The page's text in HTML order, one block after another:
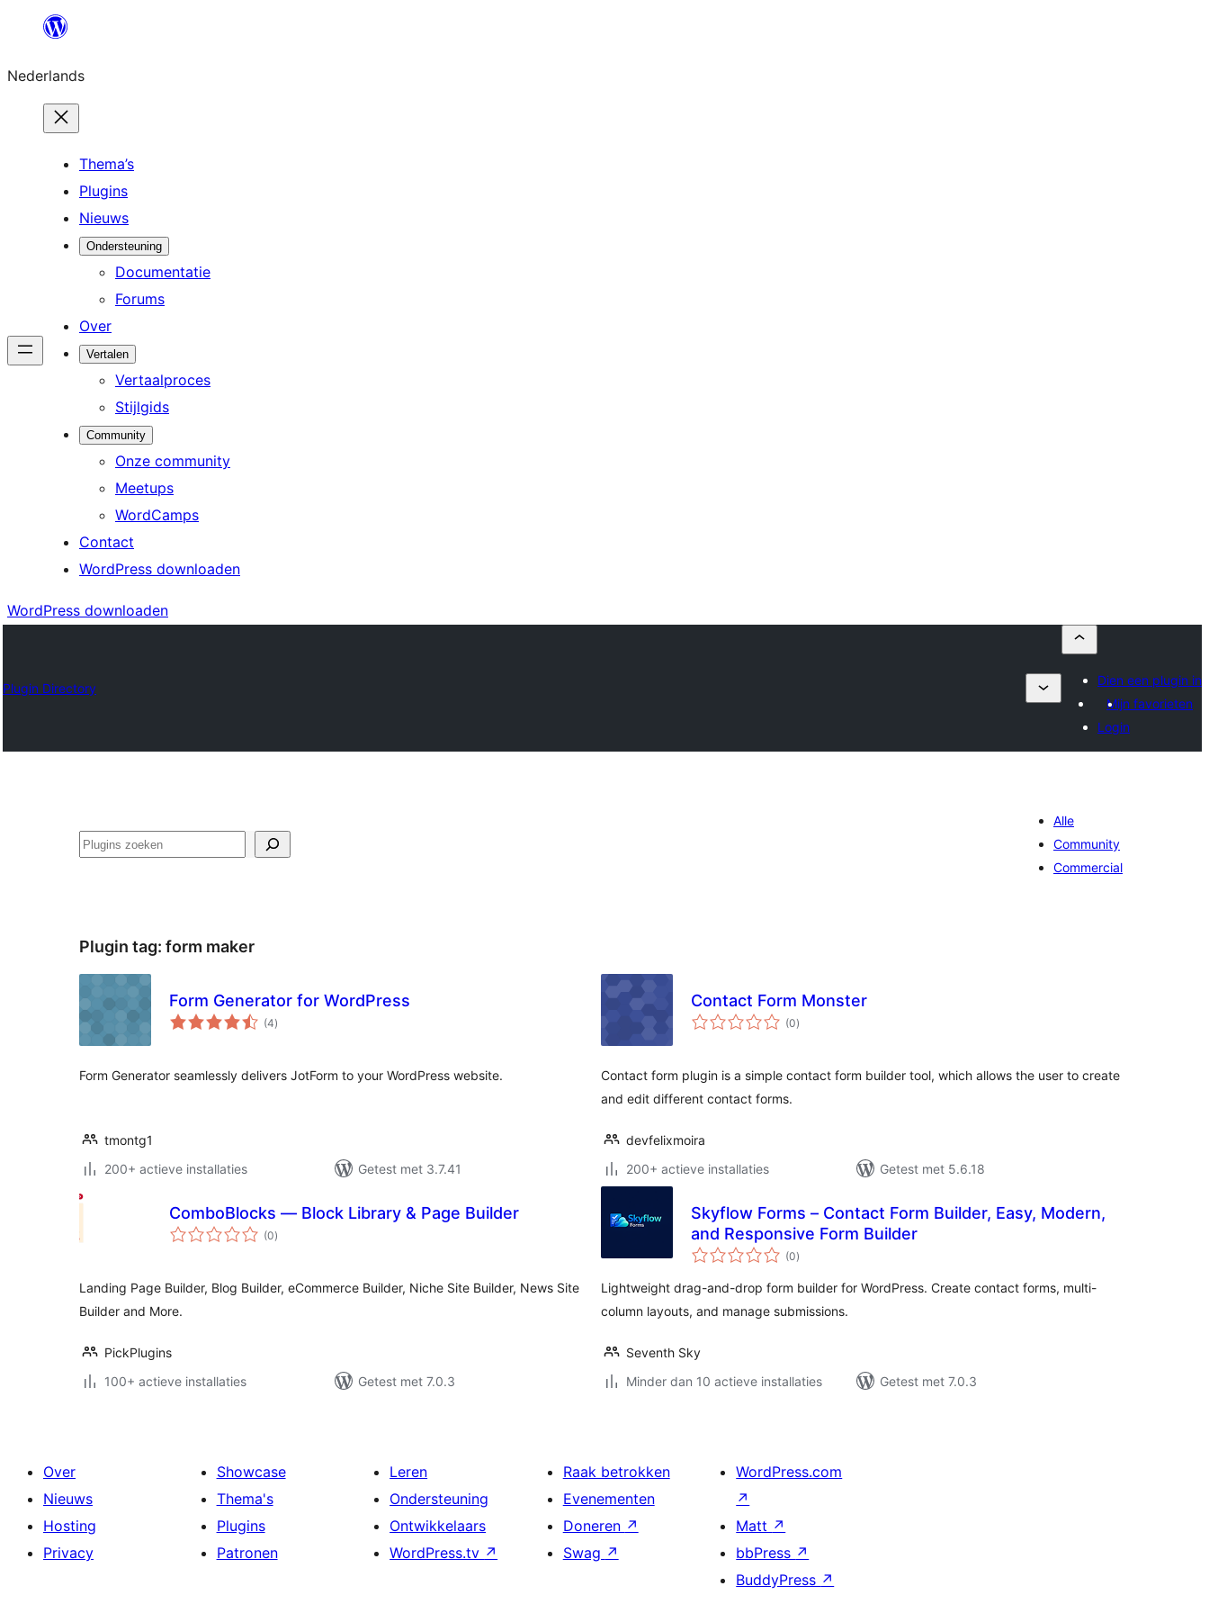
de
inhoud
Nederlands
Thema’s
Plugins
Nieuws
Ondersteuning
Documentatie
Forums
Over
Vertalen
Vertaalproces
Stijlgids
Community
Onze community
Meetups
WordCamps
Contact
WordPress downloaden
WordPress downloaden
Plugin Directory
Dien een plugin in
Mijn favorieten
Login
Zoeken
Alle
Community
Commercial
Plugin tag: form maker
Form Generator for WordPress
(4totaal
waarderingen
)
Form Generator seamlessly delivers JotForm to your WordPress website.
tmontg1
200+ actieve installaties
Getest met 3.7.41
Contact Form Monster
(0totaal
waarderingen
)
Contact form plugin is a simple contact form builder tool, which allows the user to create
and edit different contact forms.
devfelixmoira
200+ actieve installaties
Getest met 5.6.18
ComboBlocks — Block Library & Page Builder
(0totaal
waarderingen
)
Landing Page Builder, Blog Builder, eCommerce Builder, Niche Site Builder, News Site
Builder and More.
PickPlugins
100+ actieve installaties
Getest met 7.0.3
Skyflow Forms – Contact Form Builder, Easy, Modern,
and Responsive Form Builder
(0totaal
waarderingen
)
Lightweight drag-and-drop form builder for WordPress. Create contact forms, multi-
column layouts, and manage submissions.
Seventh Sky
Minder dan 10 actieve installaties
Getest met 7.0.3
Over
Nieuws
Hosting
Privacy
Showcase
Thema's
Plugins
Patronen
Leren
Ondersteuning
Ontwikkelaars
WordPress.tv ↗
Raak betrokken
Evenementen
Doneren ↗
Swag ↗
WordPress.com
↗
Matt ↗
bbPress ↗
BuddyPress ↗